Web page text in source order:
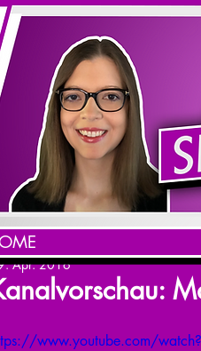
Apr. 2016
www.youtube.com/